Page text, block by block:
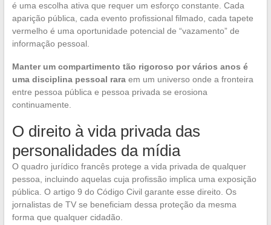
é uma escolha ativa que requer um esforço constante. Cada
aparição pública, cada evento profissional filmado, cada tapete
vermelho é uma oportunidade potencial de “vazamento” de
informação pessoal.
Manter um compartimento tão rigoroso por vários anos é
uma disciplina pessoal raraem um universo onde a fronteira
entre pessoa pública e pessoa privada se erosiona
continuamente.
O direito à vida privada das
personalidades da mídia
O quadro jurídico francês protege a vida privada de qualquer
pessoa, incluindo aquelas cuja profissão implica uma exposição
pública. O artigo 9 do Código Civil garante esse direito. Os
jornalistas de TV se beneficiam dessa proteção da mesma
forma que qualquer cidadão.